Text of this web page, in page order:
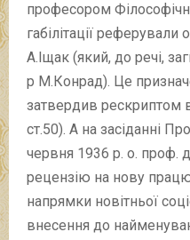
професором
габілітації
А.Іщак (який, до речі,
р М.Конрад). Це
затвердив рескриптом
ст.50). А на засіданні
червня 1936 р. о. проф.
рецензію на нову
напрямки новітньої
внесення до